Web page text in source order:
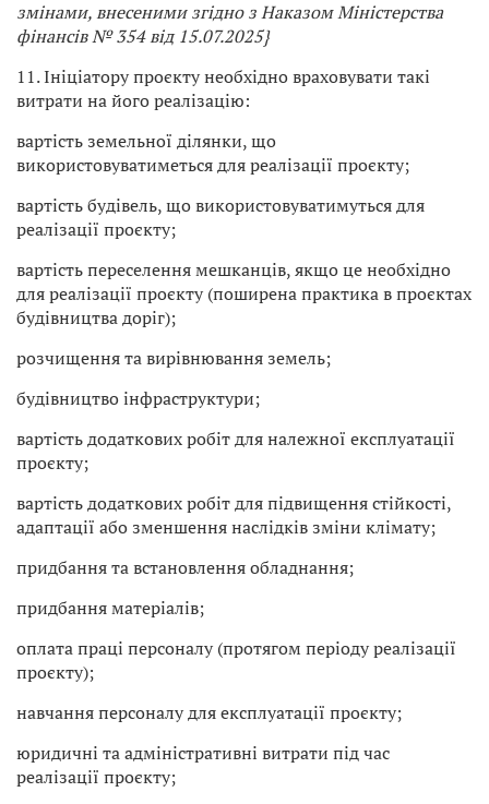
змінами, внесеними згідно з Наказом Міністерства
фінансів № 354 від 15.07.2025}
11. Ініціатору проєкту необхідно враховувати такі
витрати на його реалізацію:
вартість земельної ділянки, що
використовуватиметься для реалізації проєкту;
вартість будівель, що використовуватимуться для
реалізації проєкту;
вартість переселення мешканців, якщо це необхідно
для реалізації проєкту (поширена практика в проєктах
будівництва доріг);
розчищення та вирівнювання земель;
будівництво інфраструктури;
вартість додаткових робіт для належної експлуатації
проєкту;
вартість додаткових робіт для підвищення стійкості,
адаптації або зменшення наслідків зміни клімату;
придбання та встановлення обладнання;
придбання матеріалів;
оплата праці персоналу (протягом періоду реалізації
проєкту);
навчання персоналу для експлуатації проєкту;
юридичні та адміністративні витрати під час
реалізації проєкту;